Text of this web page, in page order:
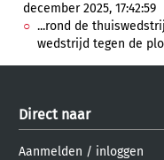
december 2025, 17:42:59
...rond de
wedstrijd tegen de
Direct naar
Aanmelden / inloggen